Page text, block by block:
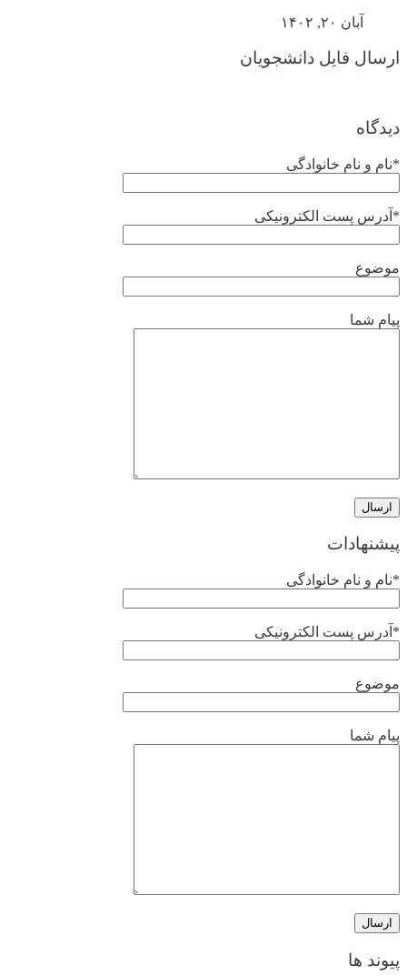
آبان ۲۰, ۱۴۰۲
ارسال فایل دانشجویان
دیدگاه
*نام و نام خانوادگی
*آدرس پست الکترونیکی
موضوع
پیام شما
پیشنهادات
*نام و نام خانوادگی
*آدرس پست الکترونیکی
موضوع
پیام شما
پیوند ها